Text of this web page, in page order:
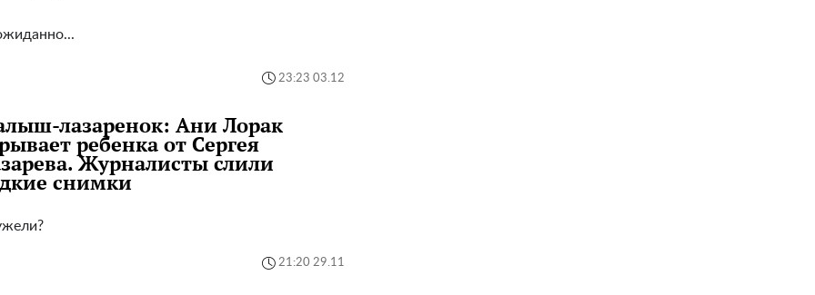
23:23 03.12
лазаренок: Ани Лорак
ребенка от Сергея
Журналисты слили
снимки
21:20 29.11